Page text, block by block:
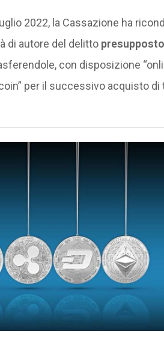
2022, la Cassazione ha
di autore del delitto
con disposizione
per il successivo acquisto di